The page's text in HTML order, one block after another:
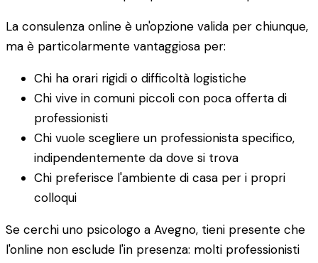
La consulenza online è un'opzione valida per chiunque,
ma è particolarmente vantaggiosa per:
Chi ha orari rigidi o difficoltà logistiche
Chi vive in comuni piccoli con poca offerta di
professionisti
Chi vuole scegliere un professionista specifico,
indipendentemente da dove si trova
Chi preferisce l'ambiente di casa per i propri
colloqui
Se cerchi uno psicologo a Avegno, tieni presente che
l'online non esclude l'in presenza: molti professionisti